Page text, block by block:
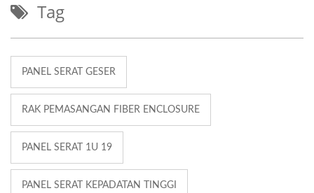
Tag
PANEL SERAT GESER
RAK PEMASANGAN FIBER ENCLOSURE
PANEL SERAT 1U 19
PANEL SERAT KEPADATAN TINGGI